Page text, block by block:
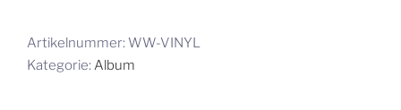
Wegweiser
Artikelnummer: WW-VINYL
Kategorie: Album